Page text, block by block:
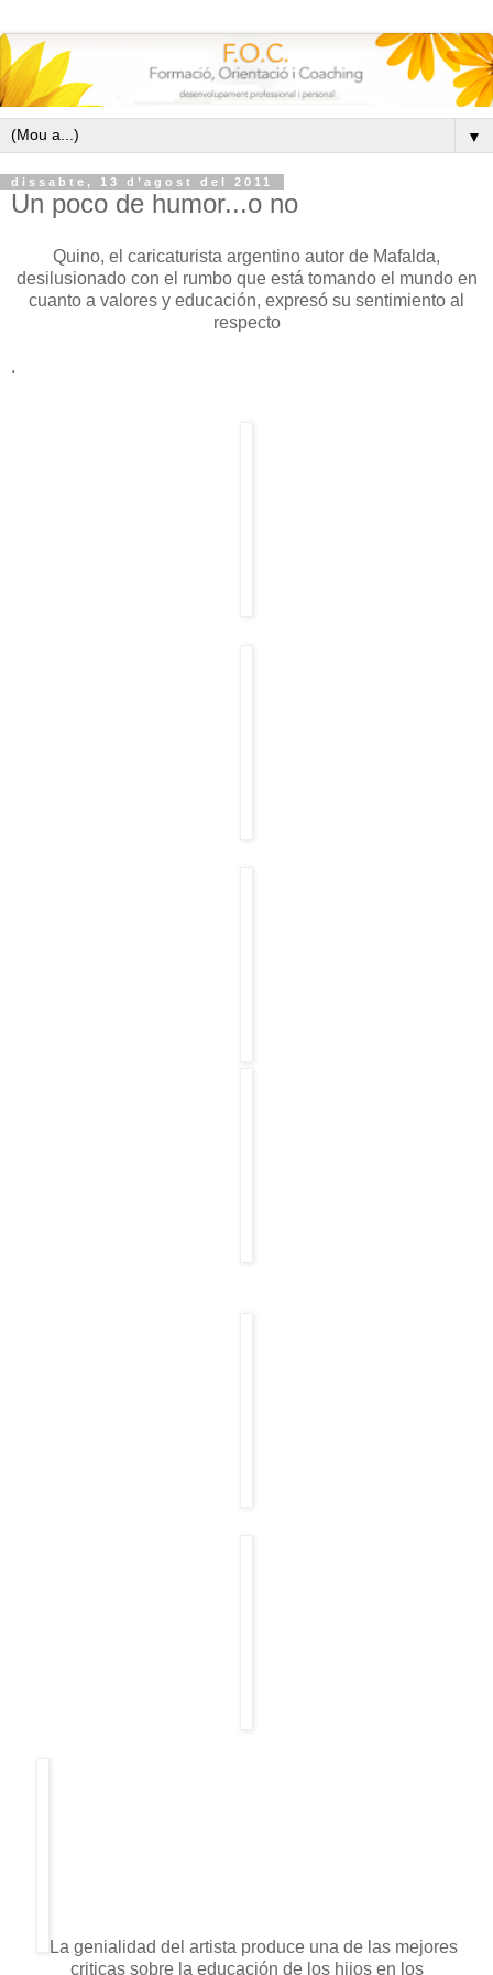
▼
dissabte, 13 d’agost del 2011
Un poco de humor...o no
Quino, el caricaturista argentino autor de Mafalda,
desilusionado con el rumbo que está tomando el mundo en
cuanto a valores y educación, expresó su sentimiento al
respecto
.
La genialidad del artista produce una de las mejores
criticas sobre la educación de los hijos en los